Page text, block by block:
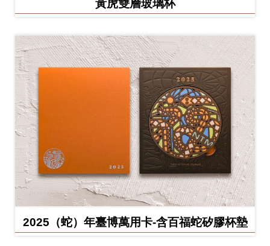
黃虎雙層玻璃杯
2025（蛇）年臺博萬用卡-含百福蛇矽膠杯墊